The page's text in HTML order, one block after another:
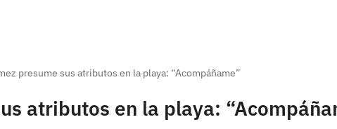
presume sus atributos en la playa: “Acompáñame”
atributos en la playa: